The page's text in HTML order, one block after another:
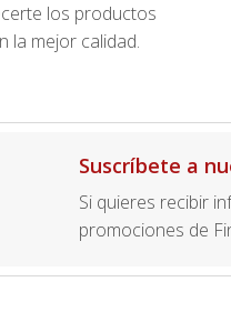
los productos
la mejor calidad.
Suscríbete a
Si quieres recibir
promociones de